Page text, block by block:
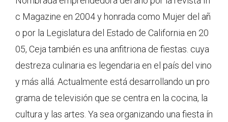
c Magazine en 2004 y honrada como Mujer del añ
o por la Legislatura del Estado de California en 20
05, Ceja también es una anfitriona de fiestas. cuya
destreza culinaria es legendaria en el país del vino
y más allá. Actualmente está desarrollando un pro
grama de televisión que se centra en la cocina, la
cultura y las artes. Ya sea organizando una fiesta ín